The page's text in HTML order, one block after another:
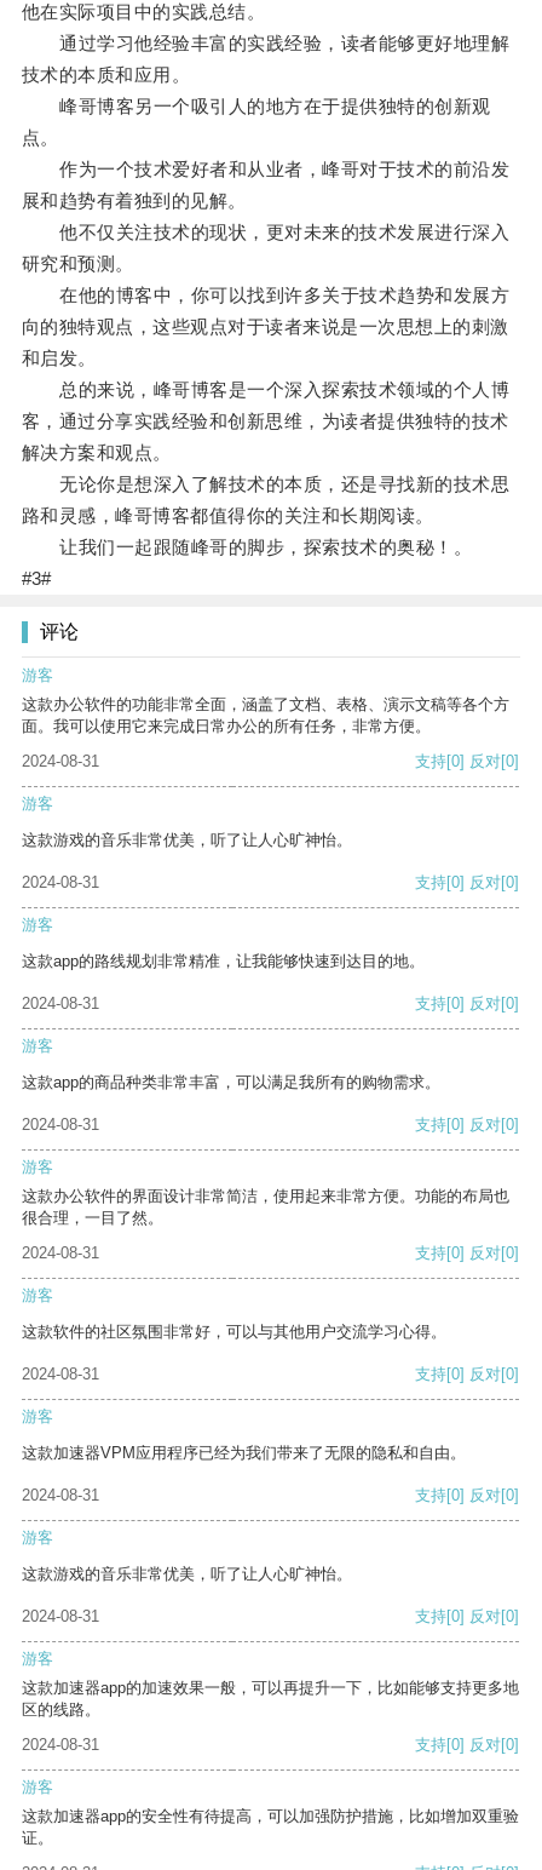
他在实际项目中的实践总结。
通过学习他经验丰富的实践经验，读者能够更好地理解
技术的本质和应用。
峰哥博客另一个吸引人的地方在于提供独特的创新观
点。
作为一个技术爱好者和从业者，峰哥对于技术的前沿发
展和趋势有着独到的见解。
他不仅关注技术的现状，更对未来的技术发展进行深入
研究和预测。
在他的博客中，你可以找到许多关于技术趋势和发展方
向的独特观点，这些观点对于读者来说是一次思想上的刺激
和启发。
总的来说，峰哥博客是一个深入探索技术领域的个人博
客，通过分享实践经验和创新思维，为读者提供独特的技术
解决方案和观点。
无论你是想深入了解技术的本质，还是寻找新的技术思
路和灵感，峰哥博客都值得你的关注和长期阅读。
让我们一起跟随峰哥的脚步，探索技术的奥秘！。
#3#
评论
游客
这款办公软件的功能非常全面，涵盖了文档、表格、演示文稿等各个方
面。我可以使用它来完成日常办公的所有任务，非常方便。
2024-08-31
支持[0] 反对[0]
游客
这款游戏的音乐非常优美，听了让人心旷神怡。
2024-08-31 支持[0] 反对[0]
游客
这款app的路线规划非常精准，让我能够快速到达目的地。
2024-08-31 支持[0] 反对[0]
游客
这款app的商品种类非常丰富，可以满足我所有的购物需求。
2024-08-31 支持[0] 反对[0]
游客
这款办公软件的界面设计非常简洁，使用起来非常方便。功能的布局也
很合理，一目了然。
2024-08-31
支持[0] 反对[0]
游客
这款软件的社区氛围非常好，可以与其他用户交流学习心得。
2024-08-31 支持[0] 反对[0]
游客
这款加速器VPM应用程序已经为我们带来了无限的隐私和自由。
2024-08-31 支持[0] 反对[0]
游客
这款游戏的音乐非常优美，听了让人心旷神怡。
2024-08-31 支持[0] 反对[0]
游客
这款加速器app的加速效果一般，可以再提升一下，比如能够支持更多地
区的线路。
2024-08-31
支持[0] 反对[0]
游客
这款加速器app的安全性有待提高，可以加强防护措施，比如增加双重验
证。